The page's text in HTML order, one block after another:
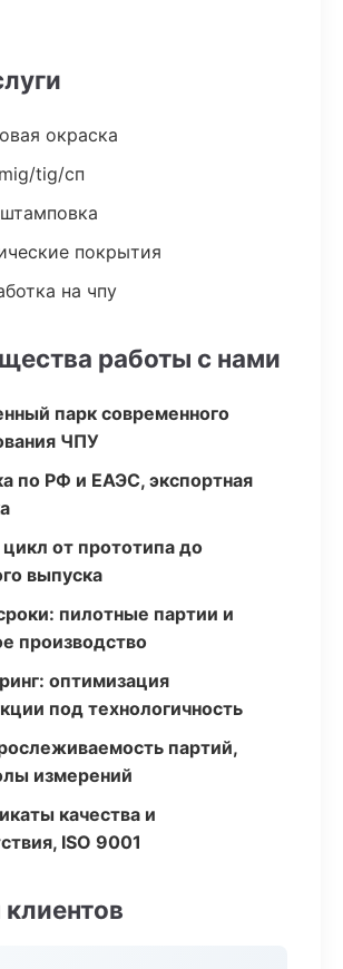
окраска
tig/сп
покрытия
на чпу
работы с нами
парк современного
ЧПУ
по РФ и ЕАЭС, экспортная
от прототипа до
выпуска
пилотные партии и
производство
оптимизация
под технологичность
партий,
измерений
качества и
ISO 9001